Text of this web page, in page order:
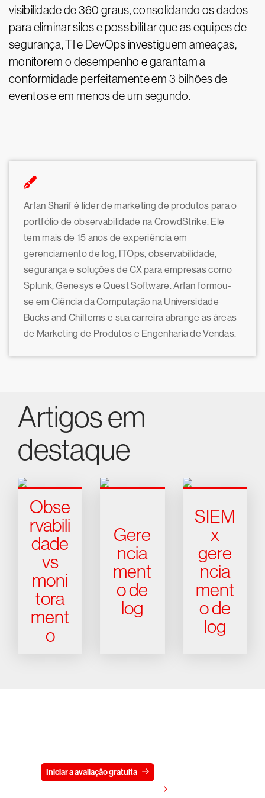
visibilidade de 360 graus, consolidando os dados
para eliminar silos e possibilitar que as equipes de
segurança, TI e DevOps investiguem ameaças,
monitorem o desempenho e garantam a
conformidade perfeitamente em 3 bilhões de
eventos e em menos de um segundo.
Arfan Sharif é líder de marketing de produtos para o
portfólio de observabilidade na CrowdStrike. Ele
tem mais de 15 anos de experiência em
gerenciamento de log, ITOps, observabilidade,
segurança e soluções de CX para empresas como
Splunk, Genesys e Quest Software. Arfan formou-
se em Ciência da Computação na Universidade
Bucks and Chilterns e sua carreira abrange as áreas
de Marketing de Produtos e Engenharia de Vendas.
Artigos em
destaque
Obse
rvabili
dade
vs
moni
tora
ment
o
Gere
ncia
ment
o de
log
SIEM
x
gere
ncia
ment
o de
log
Iniciar a avaliação gratuita